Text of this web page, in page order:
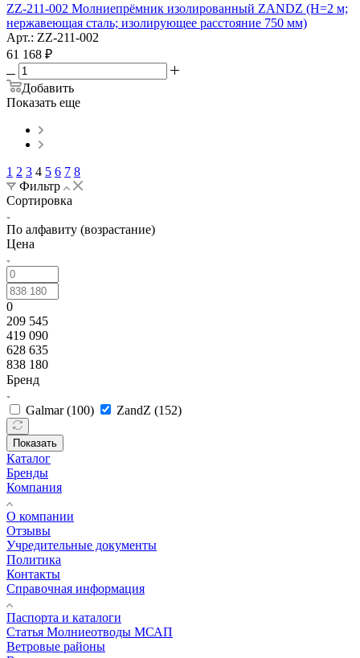
ZZ-211-002 Молниепрёмник изолированный ZANDZ (H=2 м;
нержавеющая сталь; изолирующее расстояние 750 мм)
Арт.: ZZ-211-002
61 168 ₽
Добавить
Показать еще
1 2 3 4 5 6 7 8
Фильтр
Сортировка
По алфавиту (возрастание)
Цена
0
209 545
419 090
628 635
838 180
Бренд
Galmar (100) ZandZ (152)
Показать
Каталог
Бренды
Компания
О компании
Отзывы
Учредительные документы
Политика
Контакты
Справочная информация
Паспорта и каталоги
Статья Молниеотводы МСАП
Ветровые районы